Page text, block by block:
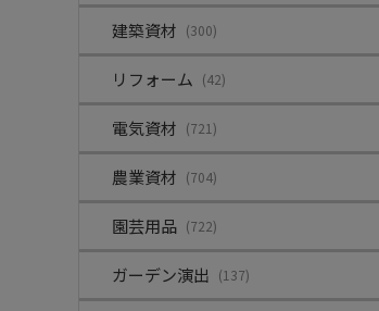
建築資材 (300)
リフォーム (42)
電気資材 (721)
農業資材 (704)
園芸用品 (722)
ガーデン演出 (137)